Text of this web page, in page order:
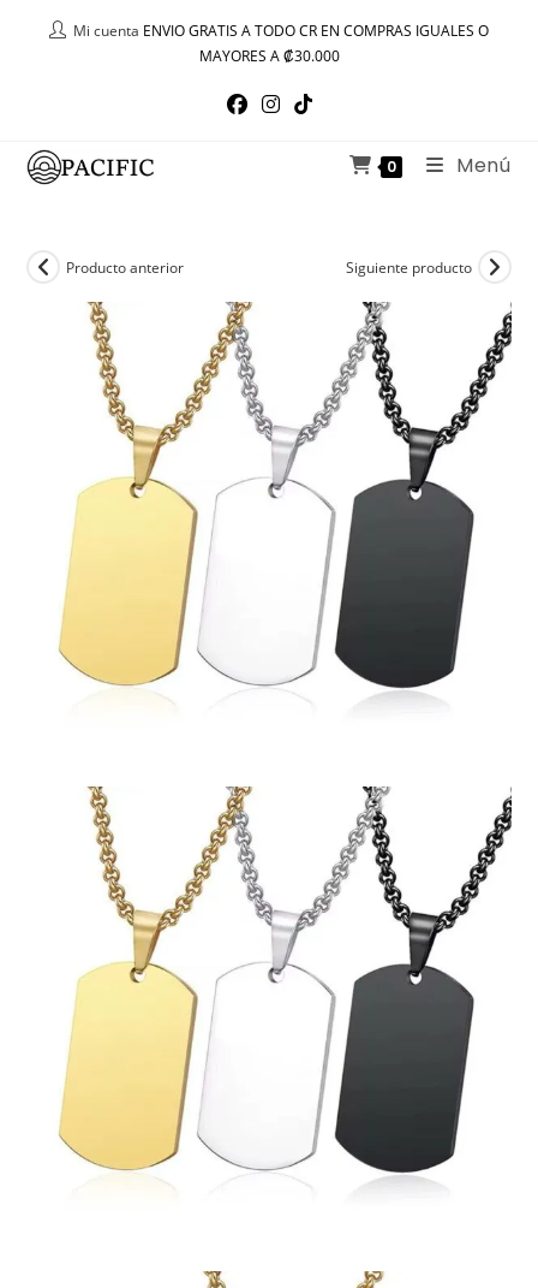
Mi cuenta ENVIO GRATIS A TODO CR EN COMPRAS IGUALES O
MAYORES A ₡30.000
0 Menú
Producto anterior Siguiente producto